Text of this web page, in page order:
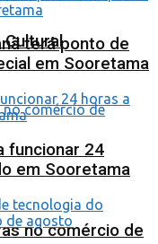
Cultural
no comércio de
terá ponto de
em Sooretama
funcionar 24
em Sooretama